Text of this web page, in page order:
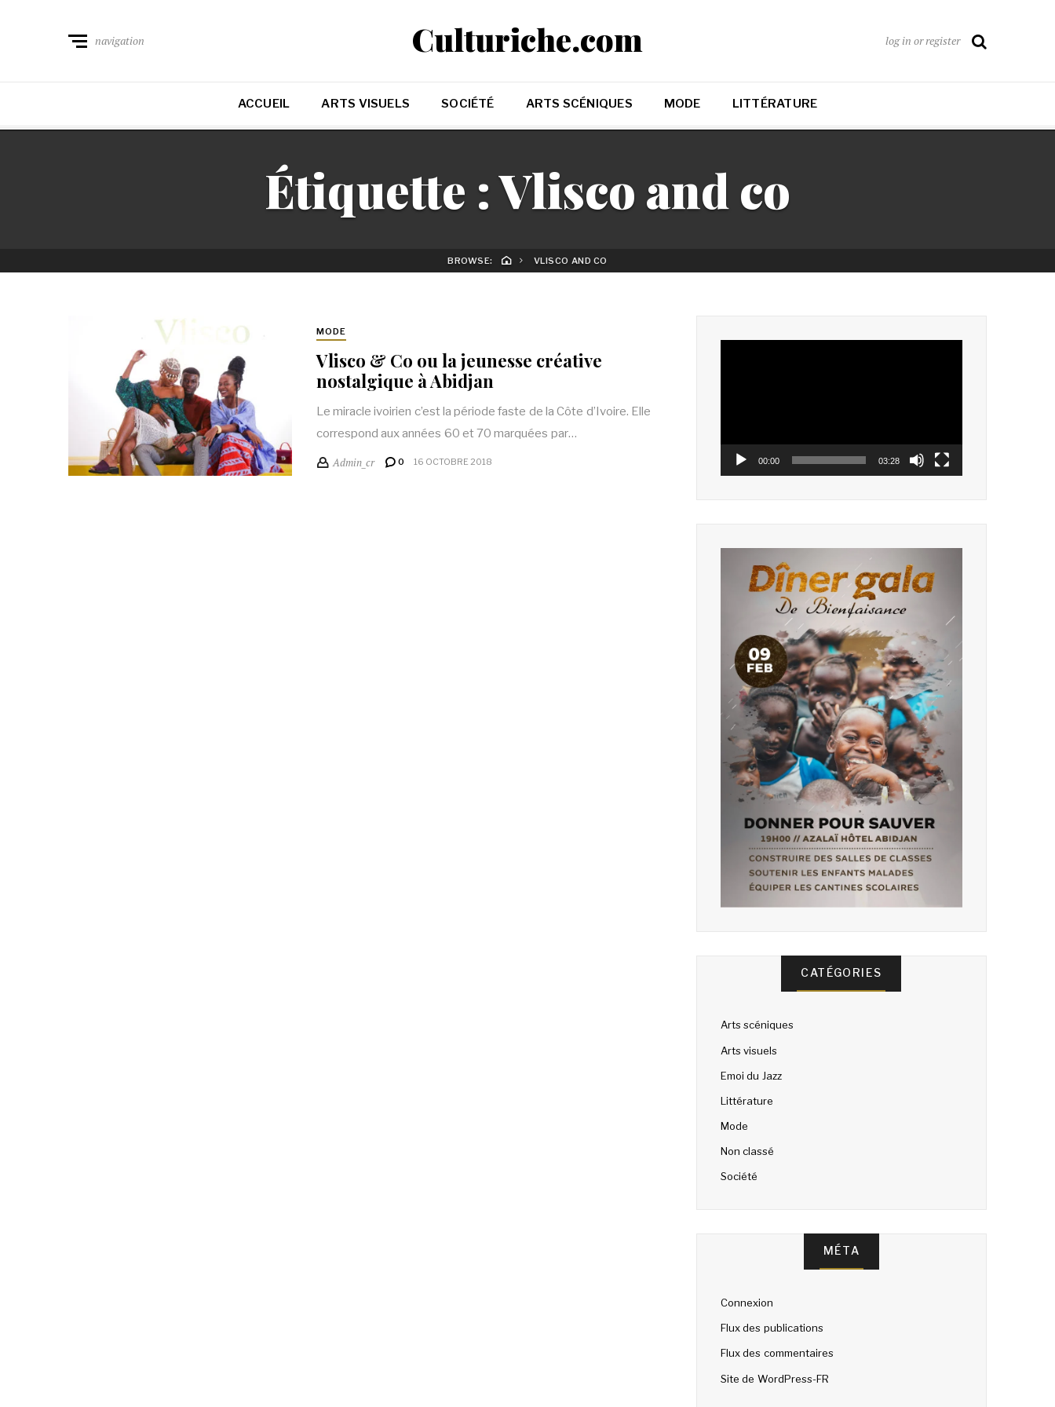
Culturiche.com
navigation log in or register
ACCUEIL ARTS VISUELS SOCIÉTÉ ARTS SCÉNIQUES MODE LITTÉRATURE
Étiquette :Vlisco and co
BROWSE: VLISCO AND CO
MODE
Vlisco & Co ou la jeunesse créative
nostalgique à Abidjan
Le miracle ivoirien c’est la période faste de la Côte d’Ivoire. Elle
correspond aux années 60 et 70 marquées par…
Admin_cr 0 16 OCTOBRE 2018 00:00 03:28
CATÉGORIES
Arts scéniques
Arts visuels
Emoi du Jazz
Littérature
Mode
Non classé
Société
MÉTA
Connexion
Flux des publications
Flux des commentaires
Site de WordPress-FR